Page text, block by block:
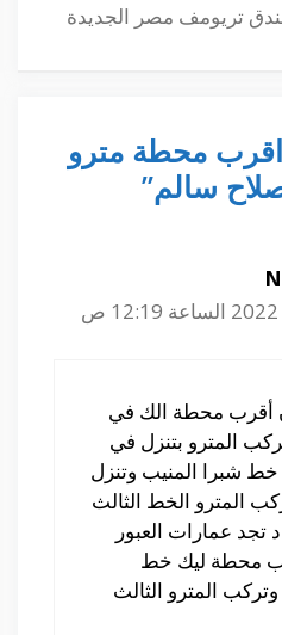
تريومف مصر الجديدة
محطة مترو
سالم”
أقرب محطة الك في
المترو بتنزل في
شبرا المنيب وتنزل
المترو الخط الثالث
تجد عمارات العبور
محطة ليك خط
المترو الثالث